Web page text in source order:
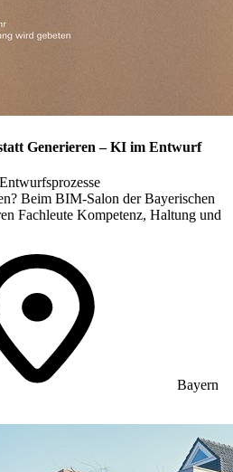
Generieren – KI im Entwurf
Beim BIM-Salon der Bayerischen
Fachleute Kompetenz, Haltung und
Bayern